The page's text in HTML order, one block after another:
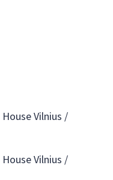
Vilnius /
Vilnius /